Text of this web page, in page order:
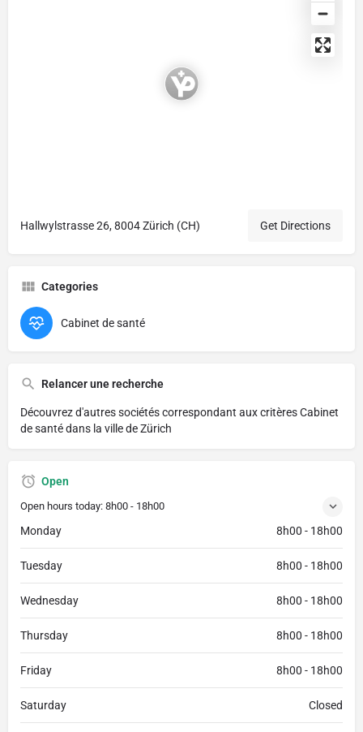
Hallwylstrasse 26, 8004 Zürich (CH) Get Directions
Categories
Cabinet de santé
Relancer une recherche
Découvrez d'autres sociétés correspondant aux critèresCabinet
de santé dans la ville de Zürich
Open
Open hours today: 8h00 - 18h00
Monday 8h00 - 18h00
Tuesday 8h00 - 18h00
Wednesday 8h00 - 18h00
Thursday 8h00 - 18h00
Friday 8h00 - 18h00
Saturday Closed